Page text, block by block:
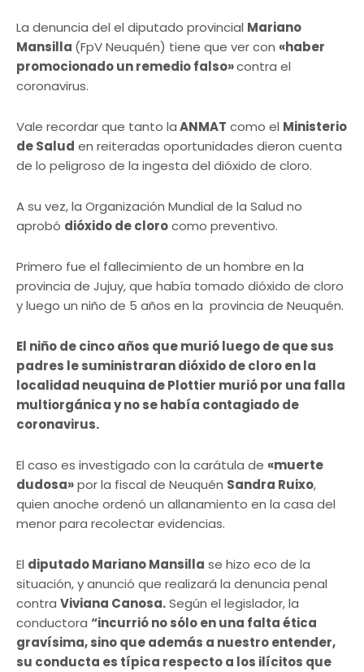
La denuncia del el diputado provincial Mariano
Mansilla (FpV Neuquén) tiene que ver con «haber
promocionado un remedio falso»contra el
coronavirus.
Vale recordar que tanto laANMAT como el Ministerio
de Salud en reiteradas oportunidades dieron cuenta
de lo peligroso de la ingesta del dióxido de cloro.
A su vez, la Organización Mundial de la Salud no
aprobó dióxido de clorocomo preventivo.
Primero fue el fallecimiento de un hombre en la
provincia de Jujuy, que había tomado dióxido de cloro
y luego un niño de 5 años en la provincia de Neuquén.
El niño de cinco años que murió luego de que sus
padres le suministraran dióxido de cloro en la
localidad neuquina de Plottier murió por una falla
multiorgánica y no se había contagiado de
coronavirus.
El caso es investigado con la carátula de «muerte
dudosa»por la fiscal de Neuquén Sandra Ruixo,
quien anoche ordenó un allanamiento en la casa del
menor para recolectar evidencias.
El diputado Mariano Mansilla se hizo eco de la
situación, y anunció que realizará la denuncia penal
contra Viviana Canosa.Según el legislador, la
conductora “incurrió no sólo en una falta ética
gravísima, sino que además a nuestro entender,
su conducta es típica respecto a los ilícitos que